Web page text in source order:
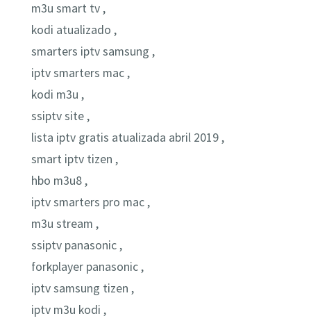
m3u smart tv ,
kodi atualizado ,
smarters iptv samsung ,
iptv smarters mac ,
kodi m3u ,
ssiptv site ,
lista iptv gratis atualizada abril 2019 ,
smart iptv tizen ,
hbo m3u8 ,
iptv smarters pro mac ,
m3u stream ,
ssiptv panasonic ,
forkplayer panasonic ,
iptv samsung tizen ,
iptv m3u kodi ,